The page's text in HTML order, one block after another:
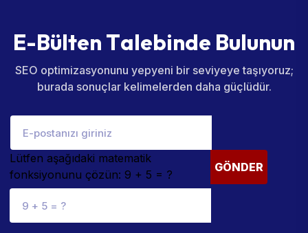
E-Bülten Talebinde Bulunun
SEO optimizasyonunu yepyeni bir seviyeye taşıyoruz;
burada sonuçlar kelimelerden daha güçlüdür.
Lütfen aşağıdaki matematik
fonksiyonunu çözün: 9 + 5 = ?
GÖNDER